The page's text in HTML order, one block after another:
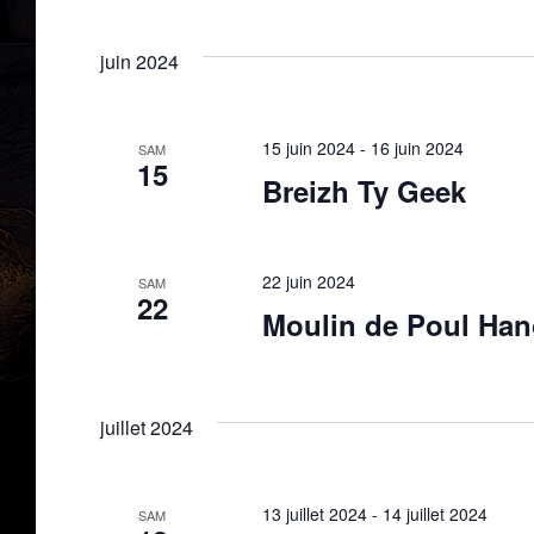
juin 2024
SAM
15 Breizh Ty Geek
15 juin 2024- 16 juin 2024
SAM
22 Moulin de Poul
22 juin 2024
juillet 2024
SAM 13 juillet 2024- 14 juillet 2024